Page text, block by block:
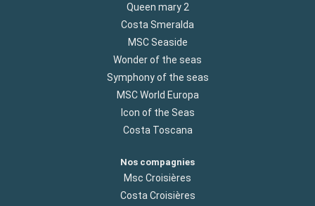
Queen mary 2
Costa Smeralda
MSC Seaside
Wonder of the seas
Symphony of the seas
MSC World Europa
Icon of the Seas
Costa Toscana
Nos compagnies
Msc Croisières
Costa Croisières